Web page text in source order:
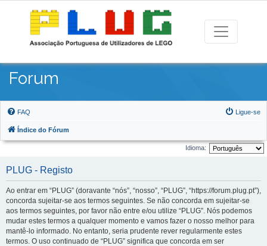
Forum
FAQ Ligue-se
Índice do Fórum
Idioma:
PLUG - Registo
Ao entrar em “PLUG” (doravante “nós”, “nosso”, “PLUG”, “https://forum.plug.pt”),
concorda sujeitar-se aos termos seguintes. Se não concorda em sujeitar-se
aos termos seguintes, por favor não entre e/ou utilize “PLUG”. Nós podemos
mudar estes termos a qualquer momento e vamos fazer o nosso melhor para
mantê-lo informado. No entanto, seria prudente rever regularmente estes
termos. O uso continuado de “PLUG” significa que concorda em ser